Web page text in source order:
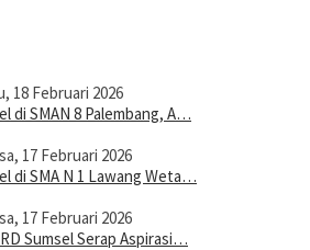
18 Februari 2026
di SMAN 8 Palembang, A…
17 Februari 2026
di SMA N 1 Lawang Weta…
17 Februari 2026
Sumsel Serap Aspirasi…